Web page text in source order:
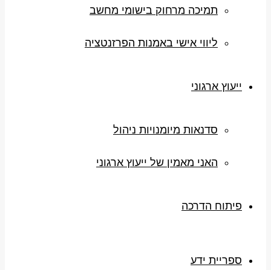
תמיכה מרחוק בישומי מחשב
ליווי אישי באמנות הפרזנטציה
ייעוץ ארגוני
סדנאות מיומנויות ניהול
האני מאמין של ייעוץ ארגוני
פיתוח הדרכה
ספריית ידע